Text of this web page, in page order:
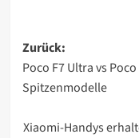
Zurück:
Poco F7 Ultra vs
Spitzenmodelle
Xiaomi-Handys